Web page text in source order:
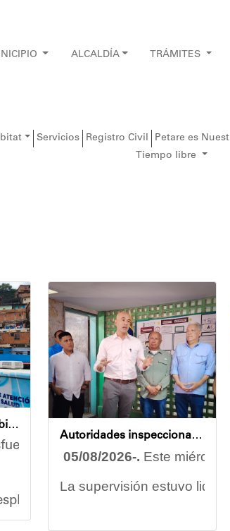
ALCALDÍA TRÁMITES
Servicios Registro Civil Petare es
Tiempo libre
200 familias de La Bombilla atendidas en jornada integral
conjunto por garantizar el
un equipo multidisciplinario
Autoridades inspeccionan obras de rehabilitación en la U.E.N. José Antonio Calcaño en Caucagüita
05/08/2026-. Este
La supervisión estuvo